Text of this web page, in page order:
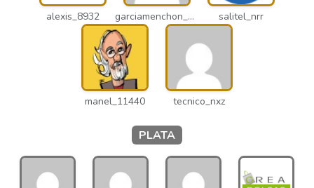
alexis_8932 garciamenchon_puz salitel_nrr
manel_11440 tecnico_nxz
PLATA